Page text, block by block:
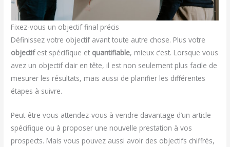
Fixez-vous un objectif final précis
Définissez votre objectif avant toute autre chose. Plus votre
objectifest spécifique et quantifiable, mieux c’est. Lorsque vous
avez un objectif clair en tête, il est non seulement plus facile de
mesurer les résultats, mais aussi de planifier les différentes
étapes à suivre.
Peut-être vous attendez-vous à vendre davantage d’un article
spécifique ou à proposer une nouvelle prestation à vos
prospects. Mais vous pouvez aussi avoir des objectifs chiffrés,